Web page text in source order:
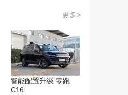
更多>
智能配置升级 零跑
C16